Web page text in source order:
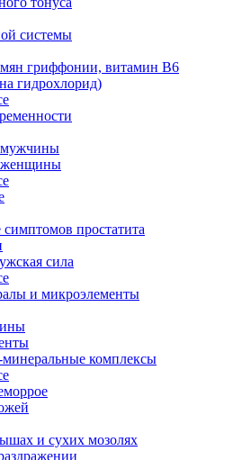
системы
гриффонии, витамин В6
гидрохлорид)
женщины
простатита
сила
и микроэлементы
комплексы
и сухих мозолях